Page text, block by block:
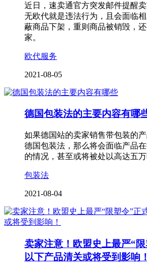
近日，速卖通官方突发邮件提醒
无欧代就是违法行为，且会面临
蔽商品下架，重则商品被销毁，
家。
欧代服务
2021-08-05
德国包装法的主要内容有哪
如果德国站的卖家销售带包装的
德国包装法，那么将会面临产品
的情况，甚至或将被处以高达五万
包装法
2021-08-04
卖家注意！欧盟史上最严“限
以下产品清关或将受到影响！